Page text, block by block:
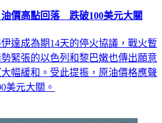
價高點回落 跌破100美元大關
達成為期14天的停火協議，戰火暫
緊張的以色列和黎巴嫩也傳出願意
幅緩和。受此提振，原油價格應聲
美元大關。